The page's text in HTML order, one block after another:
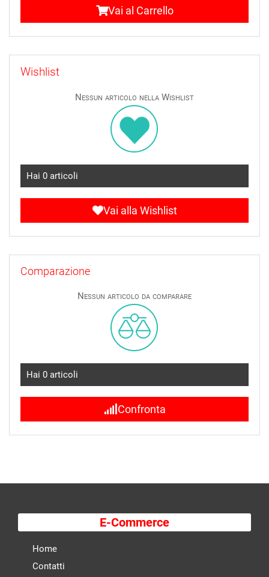
Vai al Carrello
Wishlist
Nessun articolo nella Wishlist
Hai 0 articoli
Vai alla Wishlist
Comparazione
Nessun articolo da comparare
Hai 0 articoli
Confronta
E-Commerce
Home
Contatti